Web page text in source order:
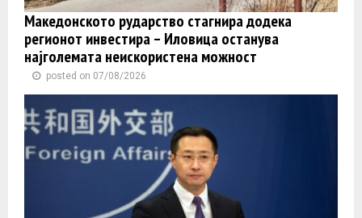
Македонското рударство стагнира додека
регионот инвестира – Иловица останува
најголемата неискористена можност
posted on 07/08/2026